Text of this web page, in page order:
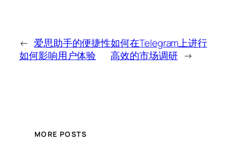
← 爱思助手的便捷性
如何影响用户体验
如何在Telegram上进行
高效的市场调研 →
MORE POSTS